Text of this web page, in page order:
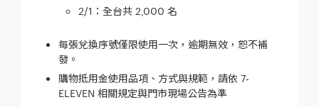
2/1：全台共 2,000 名
每張兌換序號僅限使用一次，逾期無效，恕不補
發。
購物抵用金使用品項、方式與規範，請依 7-
ELEVEN 相關規定與門市現場公告為準